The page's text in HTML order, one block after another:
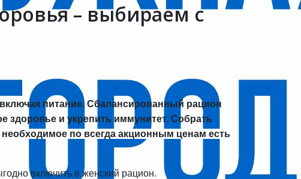
– выбираем с
питание. Сбалансированный рацион
здоровье и укрепить иммунитет. Собрать
необходимое по всегда акционным ценам есть
включить в женский рацион.